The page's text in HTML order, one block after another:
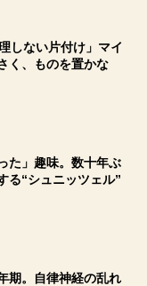
しない片付け」マイ
く、ものを置かな
た」趣味。数十年ぶ
る“シュニッツェル”
期。自律神経の乱れ